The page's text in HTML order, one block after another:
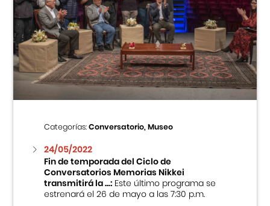
Categorías:Conversatorio, Museo
24/05/2022
Fin de temporada del Ciclo de
Conversatorios Memorias Nikkei
transmitirá la ...:Este último programa se
estrenará el 26 de mayo a las 7:30 p.m.